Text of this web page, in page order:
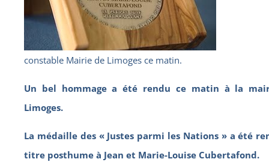
constable Mairie de Limoges ce matin.
Un bel hommage a été rendu ce matin à la
Limoges.
La médaille des « Justes parmi les Nations » a été
titre posthume à Jean et Marie-Louise Cubertafond.